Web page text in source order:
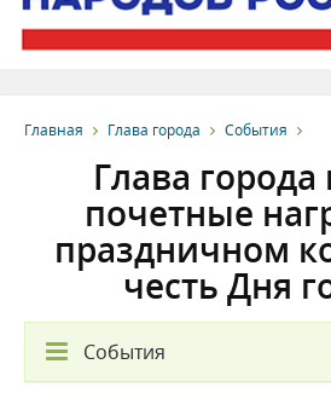
Главная Глава города События
Глава
почетные
праздничном
честь Дня
События